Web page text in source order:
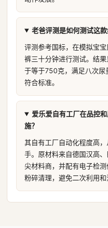
老爸评测是如何测试这款
评测参考国标，在模拟宝
裤三十分钟进行测试。结
于等于750克，满足八次
符合标准。
爱乐爱自有工厂在品控
施？
其自有工厂自动化程度高
手。原材料来自德国汉高
尖材料商，并配有电子检
粉碎清理，避免二次利用和